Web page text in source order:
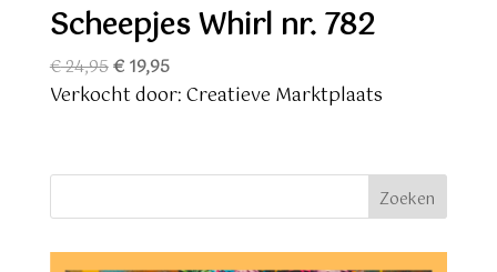
Scheepjes Whirl nr. 782
€24,95Oorspronkelijke
prijs
€19,95Huidige
prijs
Verkocht door: Creatieve Marktplaats
Zoeken